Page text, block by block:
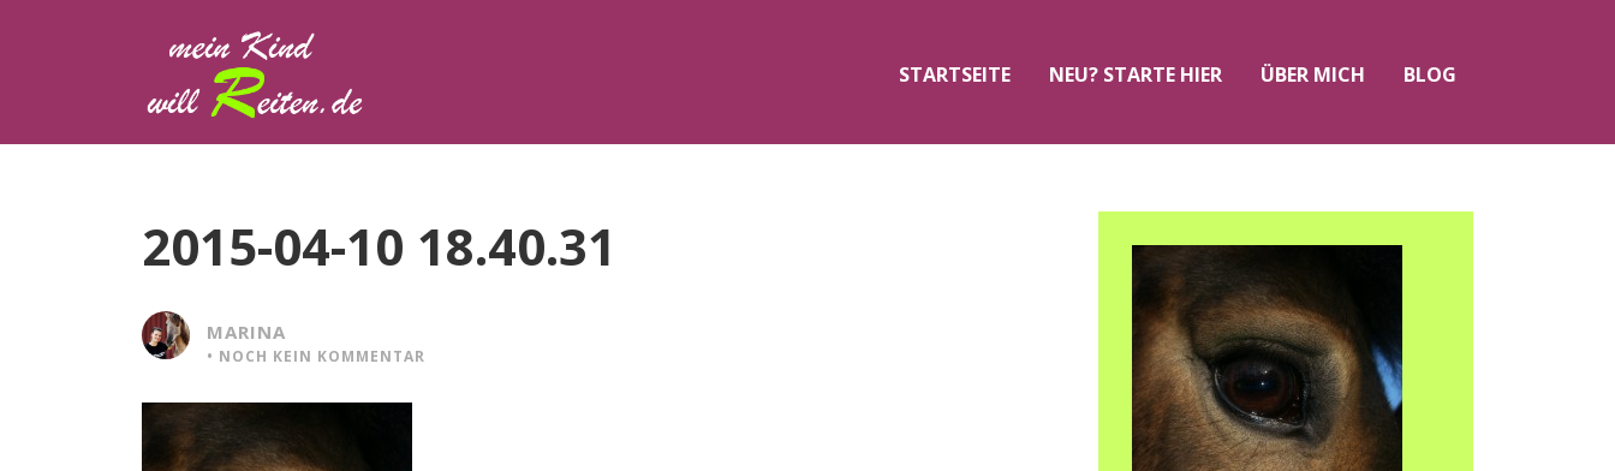
STARTSEITE NEU? STARTE HIER ÜBER MICH BLOG
2015-04-10 18.40.31
MARINA
• NOCH KEIN KOMMENTAR